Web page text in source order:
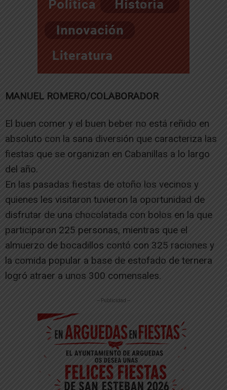
MANUEL ROMERO/COLABORADOR
El buen comer y el buen beber no está reñido en
absoluto con la sana diversión que caracteriza las
fiestas que se organizan en Cabanillas a lo largo
del año.
En las pasadas fiestas de otoño los vecinos y
quienes les visitaron tuvieron la oportunidad de
disfrutar de una chocolatada con bolos en la que
participaron 225 personas, mientras que el
almuerzo de bocadillos contó con 325 raciones y
la comida popular a base de estofado de ternera
logró atraer a unos 300 comensales.
-- Publicidad --